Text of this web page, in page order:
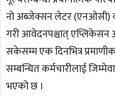
नो अब्जेक्सन लेटर (एनओसी)
गरी आवेदनपश्चात्
सकेसम्म एक दिनभित्र
सम्बन्धित कर्मचारीलाई
भएको छ ।